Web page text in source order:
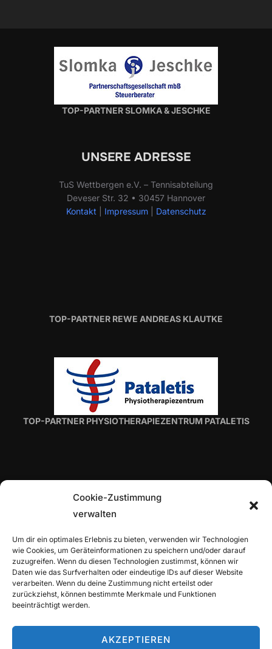
Cookie-Zustimmung
verwalten
Um dir ein optimales Erlebnis zu bieten, verwenden wir Technologien
wie Cookies, um Geräteinformationen zu speichern und/oder darauf
zuzugreifen. Wenn du diesen Technologien zustimmst, können wir
Daten wie das Surfverhalten oder eindeutige IDs auf dieser Website
verarbeiten. Wenn du deine Zustimmung nicht erteilst oder
zurückziehst, können bestimmte Merkmale und Funktionen
beeinträchtigt werden.
AKZEPTIEREN
TOP-PARTNER SLOMKA & JESCHKE
UNSERE ADRESSE
TuS Wettbergen e.V. – Tennisabteilung
Deveser Str. 32 • 30457 Hannover
Kontakt
Impressum| Datenschutz
TOP-PARTNER PHYSIOTHERAPIEZENTRUM PATALETIS
TOP-PARTNER ALLIANZ-GENERALVERTRETUNG
ALEXANDER TRITZ
Copyright © 2026 TuS Wettbergen Tennis
Inspiro ThemevonWPZOOM